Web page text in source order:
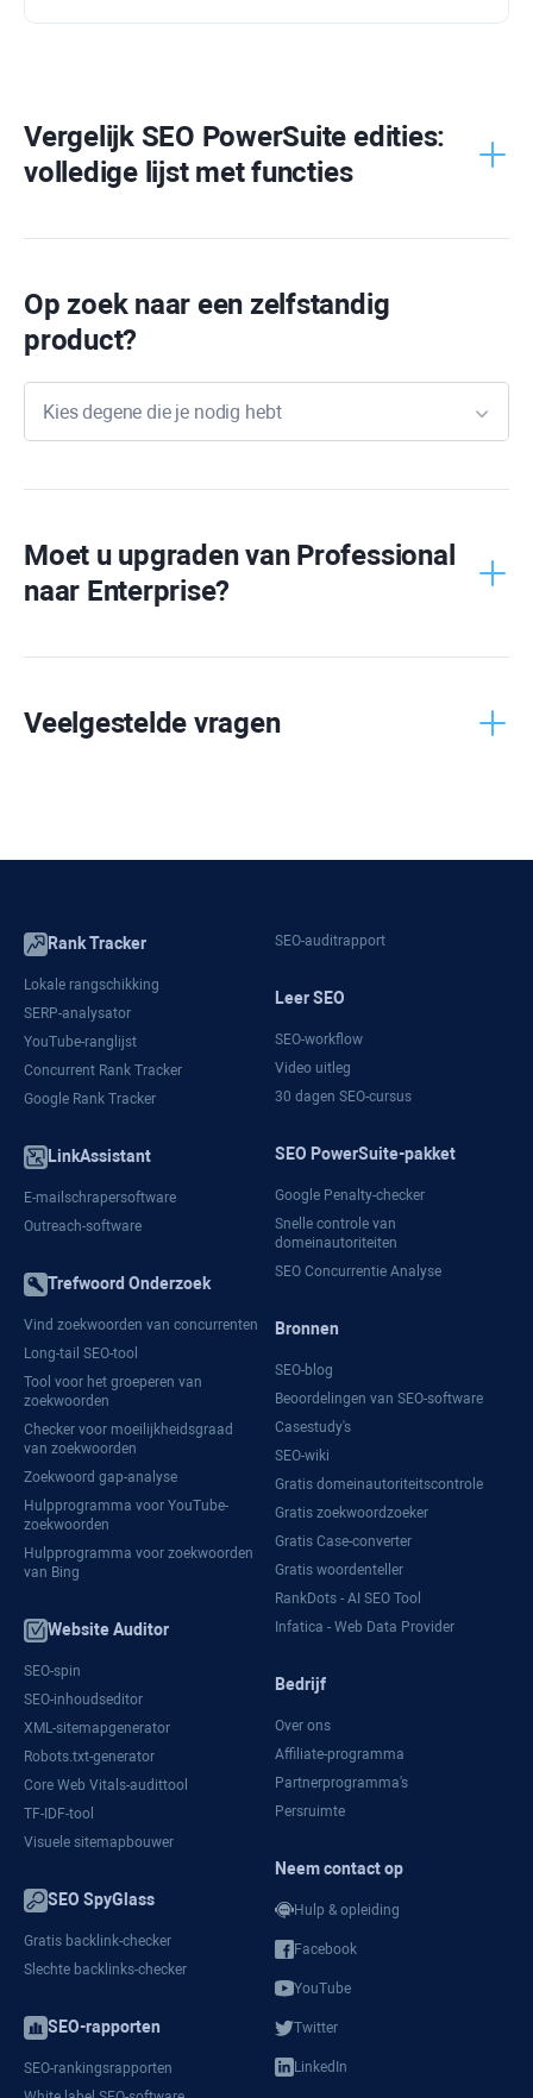
Vergelijk SEO PowerSuite edities:
volledige lijst met functies
Op zoek naar een zelfstandig
product?
Kies degene die je nodig hebt
RankTracker
WebSite Auditor
SEOSpyGlass
LinkAssistant
Moet u upgraden van Professional
naar Enterprise?
Veelgestelde vragen
Rank Tracker
Lokale rangschikking
SERP-analysator
YouTube-ranglijst
Concurrent Rank Tracker
Google Rank Tracker
LinkAssistant
E-mailschrapersoftware
Outreach-software
Trefwoord Onderzoek
Vind zoekwoorden van concurrenten
Long-tail SEO-tool
Tool voor het groeperen van
zoekwoorden
Checker voor moeilijkheidsgraad
van zoekwoorden
Zoekwoord gap-analyse
Hulpprogramma voor YouTube-
zoekwoorden
Hulpprogramma voor zoekwoorden
van Bing
Website Auditor
SEO-spin
SEO-inhoudseditor
XML-sitemapgenerator
Robots.txt-generator
Core Web Vitals-audittool
TF-IDF-tool
Visuele sitemapbouwer
SEO SpyGlass
Gratis backlink-checker
Slechte backlinks-checker
SEO-rapporten
SEO-rankingsrapporten
SEO-auditrapport
Leer SEO
SEO-workflow
Video uitleg
30 dagen SEO-cursus
SEO PowerSuite-pakket
Google Penalty-checker
Snelle controle van
domeinautoriteiten
SEO Concurrentie Analyse
Bronnen
SEO-blog
Beoordelingen van SEO-software
Casestudy's
SEO-wiki
Gratis domeinautoriteitscontrole
Gratis zoekwoordzoeker
Gratis Case-converter
Gratis woordenteller
RankDots - AI SEO Tool
Infatica - Web Data Provider
Bedrijf
Over ons
Affiliate-programma
Partnerprogramma's
Persruimte
Neem contact op
Hulp & opleiding
Facebook
YouTube
Twitter
LinkedIn